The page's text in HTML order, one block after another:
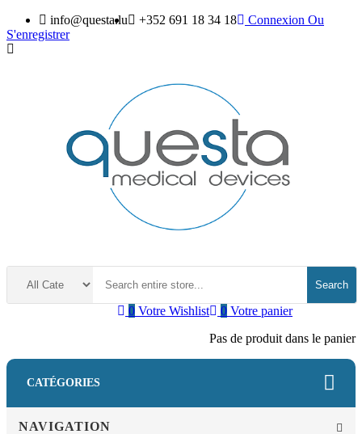
info@questa.lu +352 691 18 34 18 Connexion Ou
S'enregistrer
Search
0 Votre panier
Pas de produit dans le panier
0 Votre Wishlist
CATÉGORIES
NAVIGATION